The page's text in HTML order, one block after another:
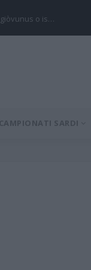
o is…
CAMPIONATI SARDI